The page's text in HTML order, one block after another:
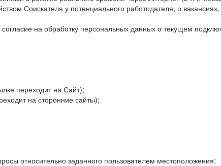
Соискателя у потенциального работодателя, о
на обработку персональных данных о текущем
переходит на Сайт);
на сторонние сайты);
относительно заданного пользователем местоположения;